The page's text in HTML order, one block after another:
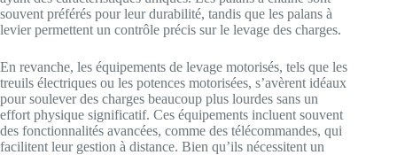
souvent préférés pour leur durabilité, tandis que les palans à
levier permettent un contrôle précis sur le levage des charges.
En revanche, les équipements de levage motorisés, tels que les
treuils électriques ou les potences motorisées, s’avèrent idéaux
pour soulever des charges beaucoup plus lourdes sans un
effort physique significatif. Ces équipements incluent souvent
des fonctionnalités avancées, comme des télécommandes, qui
facilitent leur gestion à distance. Bien qu’ils nécessitent un